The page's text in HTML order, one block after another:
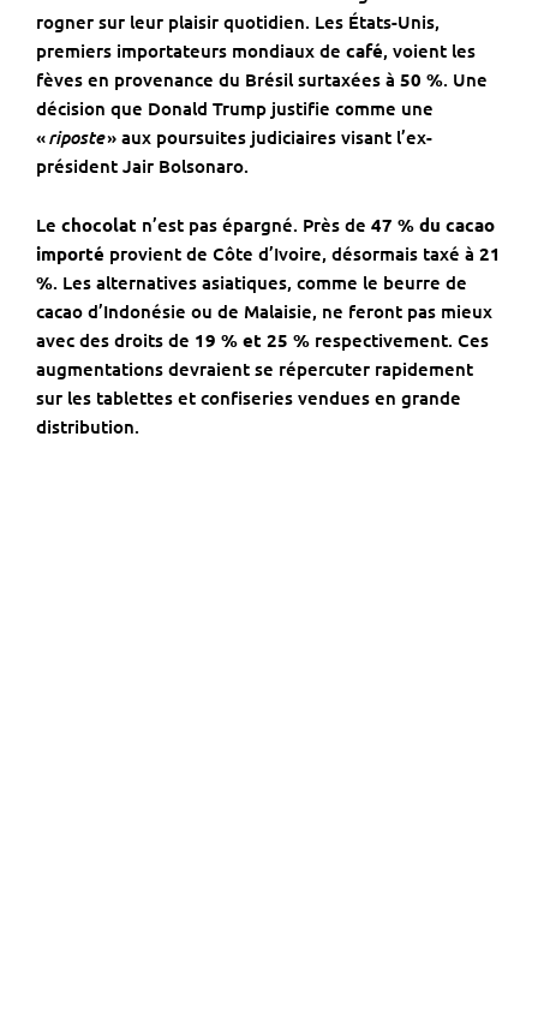
rogner sur leur plaisir quotidien. Les États-Unis,
premiers importateurs mondiaux de café, voient les
fèves en provenance du Brésil surtaxées à 50 %. Une
décision que Donald Trump justifie comme une
«riposte» aux poursuites judiciaires visant l’ex-
président Jair Bolsonaro.
Le chocolat n’est pas épargné. Près de 47 % du cacao
importé provient de Côte d’Ivoire, désormais taxé à 21
%. Les alternatives asiatiques, comme le beurre de
cacao d’Indonésie ou de Malaisie, ne feront pas mieux
avec des droits de 19 % et 25 % respectivement. Ces
augmentations devraient se répercuter rapidement
sur les tablettes et confiseries vendues en grande
distribution.